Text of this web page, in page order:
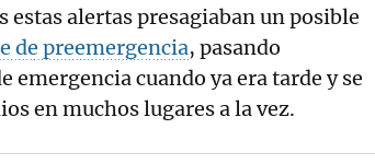
estas alertas presagiaban un posible
de preemergencia, pasando
emergencia cuando ya era tarde y se
en muchos lugares a la vez.